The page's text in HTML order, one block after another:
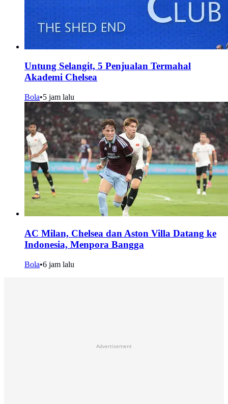
Untung Selangit, 5 Penjualan Termahal
Akademi Chelsea
Bola•5 jam lalu
AC Milan, Chelsea dan Aston Villa Datang ke
Indonesia, Menpora Bangga
Bola•6 jam lalu
Advertisement